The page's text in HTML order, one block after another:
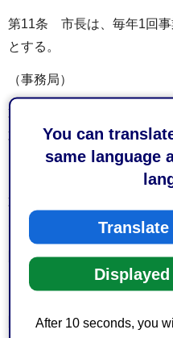
You can
same language
After 10 seconds, you
第11条 市長は、毎年1回事
とする。
（事務局）
第12条 この事業を実施す
置く。
第13条 この要綱に定める
な事項は、市長が別に定め
附則
この要綱は、平成15年4月2